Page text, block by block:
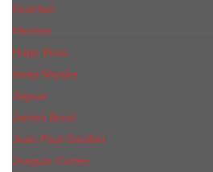
Guerlain
Hermes
Hugo Boss
Issey Miyake
Jaguar
James Bond
Jean Paul Gaultier
Joaquin Сortes